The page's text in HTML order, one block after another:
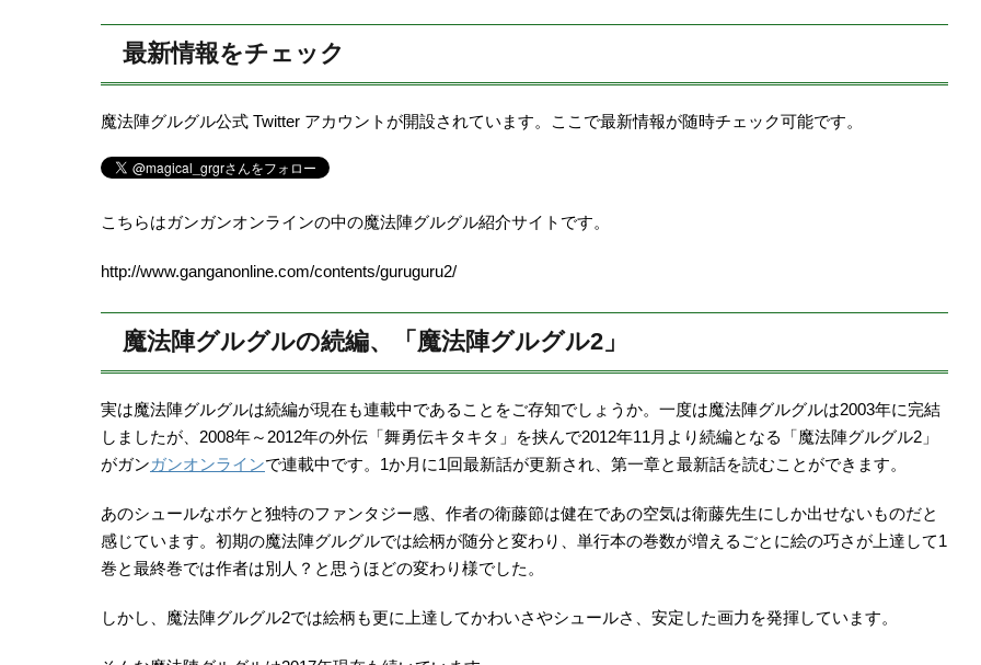
最新情報をチェック
魔法陣グルグル公式 Twitter アカウントが開設されています。ここで最新情報が随時チェック可能です。
こちらはガンガンオンラインの中の魔法陣グルグル紹介サイトです。
http://www.ganganonline.com/contents/guruguru2/
魔法陣グルグルの続編、「魔法陣グルグル2」
実は魔法陣グルグルは続編が現在も連載中であることをご存知でしょうか。一度は魔法陣グルグルは2003年に完結
しましたが、2008年～2012年の外伝「舞勇伝キタキタ」を挟んで2012年11月より続編となる「魔法陣グルグル2」
がガンガンオンラインで連載中です。1か月に1回最新話が更新され、第一章と最新話を読むことができます。
あのシュールなボケと独特のファンタジー感、作者の衛藤節は健在であの空気は衛藤先生にしか出せないものだと
感じています。初期の魔法陣グルグルでは絵柄が随分と変わり、単行本の巻数が増えるごとに絵の巧さが上達して1
巻と最終巻では作者は別人？と思うほどの変わり様でした。
しかし、魔法陣グルグル2では絵柄も更に上達してかわいさやシュールさ、安定した画力を発揮しています。